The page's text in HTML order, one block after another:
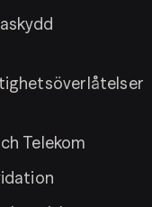
Telekom